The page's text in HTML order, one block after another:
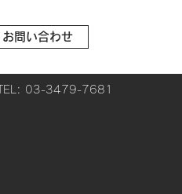
お問い合わせ
TEL: 03-3479-7681